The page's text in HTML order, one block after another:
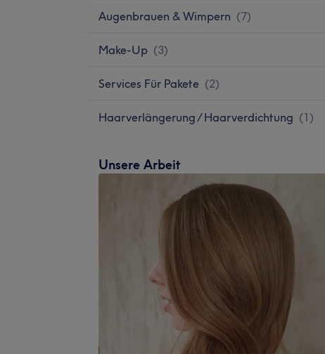
Augenbrauen & Wimpern (7)
Make-Up (3)
Services Für Pakete (2)
Haarverlängerung / Haarverdichtung (1)
Unsere Arbeit